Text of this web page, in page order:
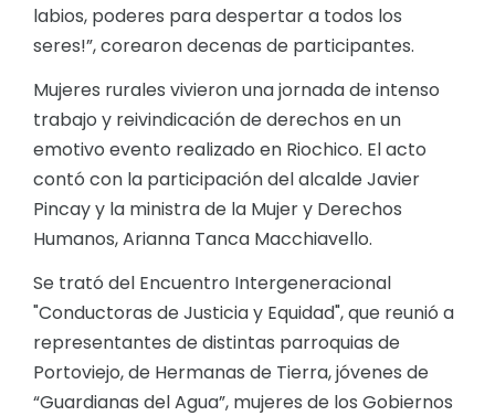
Procesos de contratación
Ejecución Presupuestaria
Obras y proyectos
labios, poderes para despertar a todos los
seres!”, corearon decenas de participantes.
Mujeres rurales vivieron una jornada de intenso
trabajo y reivindicación de derechos en un
emotivo evento realizado en Riochico. El acto
contó con la participación del alcalde Javier
Pincay y la ministra de la Mujer y Derechos
Humanos, Arianna Tanca Macchiavello.
Se trató del Encuentro Intergeneracional
"Conductoras de Justicia y Equidad", que reunió a
representantes de distintas parroquias de
Portoviejo, de Hermanas de Tierra, jóvenes de
“Guardianas del Agua”, mujeres de los Gobiernos